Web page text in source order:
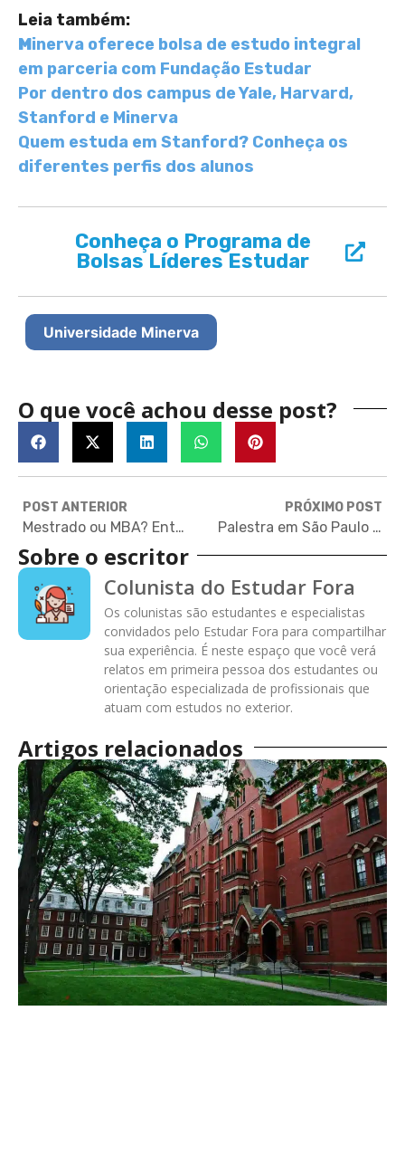
Leia também:
Minerva oferece bolsa de estudo integral
em parceria com Fundação Estudar
Por dentro dos campus de Yale, Harvard,
Stanford e Minerva
Quem estuda em Stanford? Conheça os
diferentes perfis dos alunos
Conheça o Programa de
Bolsas Líderes Estudar
Universidade Minerva
O que você achou desse post?
POST ANTERIOR
Mestrado ou MBA? Entenda as diferenças e saiba como decidir
PRÓXIMO POST
Palestra em São Paulo sobre graduação nos Estados Unidos
Sobre o escritor
Colunista do Estudar Fora
Os colunistas são estudantes e especialistas
convidados pelo Estudar Fora para compartilhar
sua experiência. É neste espaço que você verá
relatos em primeira pessoa dos estudantes ou
orientação especializada de profissionais que
atuam com estudos no exterior.
Artigos relacionados